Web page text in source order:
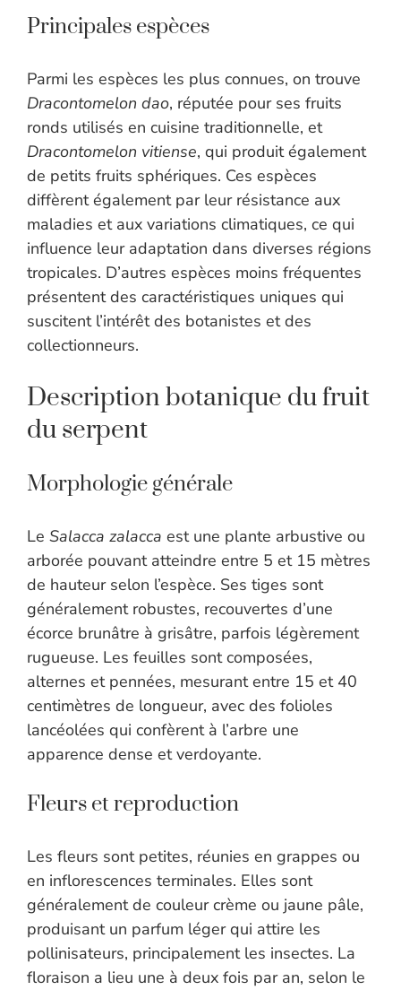
Principales espèces
Parmi les espèces les plus connues, on trouve
Dracontomelon dao, réputée pour ses fruits
ronds utilisés en cuisine traditionnelle, et
Dracontomelon vitiense, qui produit également
de petits fruits sphériques. Ces espèces
diffèrent également par leur résistance aux
maladies et aux variations climatiques, ce qui
influence leur adaptation dans diverses régions
tropicales. D’autres espèces moins fréquentes
présentent des caractéristiques uniques qui
suscitent l’intérêt des botanistes et des
collectionneurs.
Description botanique du fruit
du serpent
Morphologie générale
Le Salacca zalacca est une plante arbustive ou
arborée pouvant atteindre entre 5 et 15 mètres
de hauteur selon l’espèce. Ses tiges sont
généralement robustes, recouvertes d’une
écorce brunâtre à grisâtre, parfois légèrement
rugueuse. Les feuilles sont composées,
alternes et pennées, mesurant entre 15 et 40
centimètres de longueur, avec des folioles
lancéolées qui confèrent à l’arbre une
apparence dense et verdoyante.
Fleurs et reproduction
Les fleurs sont petites, réunies en grappes ou
en inflorescences terminales. Elles sont
généralement de couleur crème ou jaune pâle,
produisant un parfum léger qui attire les
pollinisateurs, principalement les insectes. La
floraison a lieu une à deux fois par an, selon le